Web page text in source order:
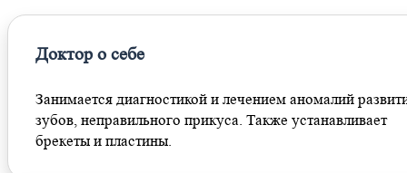
Доктор о себе
Занимается диагностикой и лечением аномалий
зубов, неправильного прикуса. Также устанавливает
брекеты и пластины.